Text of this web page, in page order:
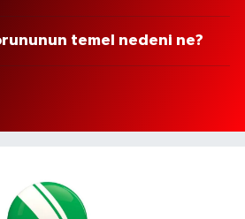
temel nedeni ne?